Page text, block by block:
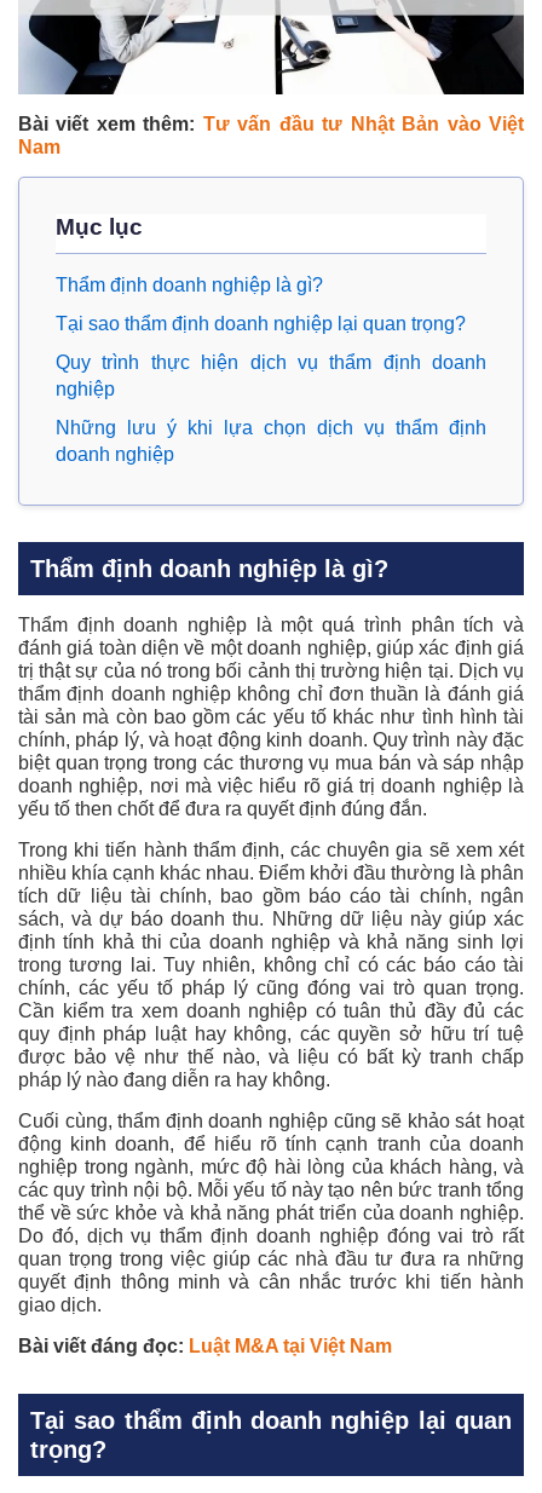
Bài viết xem thêm: Tư vấn đầu tư Nhật Bản vào Việt
Nam
Mục lục
Thẩm định doanh nghiệp là gì?
Tại sao thẩm định doanh nghiệp lại quan trọng?
Quy trình thực hiện dịch vụ thẩm định doanh
nghiệp
Những lưu ý khi lựa chọn dịch vụ thẩm định
doanh nghiệp
Thẩm định doanh nghiệp là gì?
Thẩm định doanh nghiệp là một quá trình phân tích và
đánh giá toàn diện về một doanh nghiệp, giúp xác định giá
trị thật sự của nó trong bối cảnh thị trường hiện tại. Dịch vụ
thẩm định doanh nghiệp không chỉ đơn thuần là đánh giá
tài sản mà còn bao gồm các yếu tố khác như tình hình tài
chính, pháp lý, và hoạt động kinh doanh. Quy trình này đặc
biệt quan trọng trong các thương vụ mua bán và sáp nhập
doanh nghiệp, nơi mà việc hiểu rõ giá trị doanh nghiệp là
yếu tố then chốt để đưa ra quyết định đúng đắn.
Trong khi tiến hành thẩm định, các chuyên gia sẽ xem xét
nhiều khía cạnh khác nhau. Điểm khởi đầu thường là phân
tích dữ liệu tài chính, bao gồm báo cáo tài chính, ngân
sách, và dự báo doanh thu. Những dữ liệu này giúp xác
định tính khả thi của doanh nghiệp và khả năng sinh lợi
trong tương lai. Tuy nhiên, không chỉ có các báo cáo tài
chính, các yếu tố pháp lý cũng đóng vai trò quan trọng.
Cần kiểm tra xem doanh nghiệp có tuân thủ đầy đủ các
quy định pháp luật hay không, các quyền sở hữu trí tuệ
được bảo vệ như thế nào, và liệu có bất kỳ tranh chấp
pháp lý nào đang diễn ra hay không.
Cuối cùng, thẩm định doanh nghiệp cũng sẽ khảo sát hoạt
động kinh doanh, để hiểu rõ tính cạnh tranh của doanh
nghiệp trong ngành, mức độ hài lòng của khách hàng, và
các quy trình nội bộ. Mỗi yếu tố này tạo nên bức tranh tổng
thể về sức khỏe và khả năng phát triển của doanh nghiệp.
Do đó, dịch vụ thẩm định doanh nghiệp đóng vai trò rất
quan trọng trong việc giúp các nhà đầu tư đưa ra những
quyết định thông minh và cân nhắc trước khi tiến hành
giao dịch.
Bài viết đáng đọc: Luật M&A tại Việt Nam
Tại sao thẩm định doanh nghiệp lại quan
trọng?